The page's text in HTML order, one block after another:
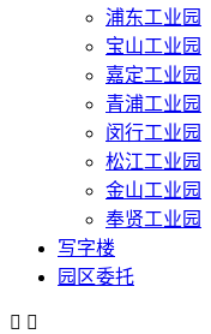
浦东工业园
宝山工业园
嘉定工业园
青浦工业园
闵行工业园
松江工业园
金山工业园
奉贤工业园
写字楼
园区委托
 